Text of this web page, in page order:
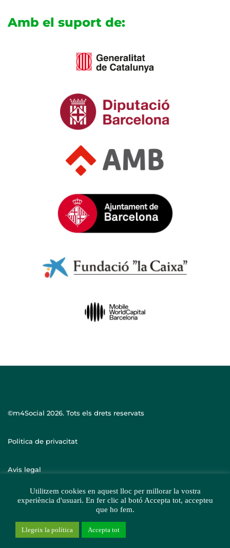
Amb el suport de:
©m4Social 2026. Tots els drets reservats
Politica de privacitat
Avis legal
Utilitzem cookies en aquest lloc per millorar la vostra
experiència d'usuari. En fer clic al botó Accepta tot, accepteu
que ho fem.
Llegeix la política Accepta tot